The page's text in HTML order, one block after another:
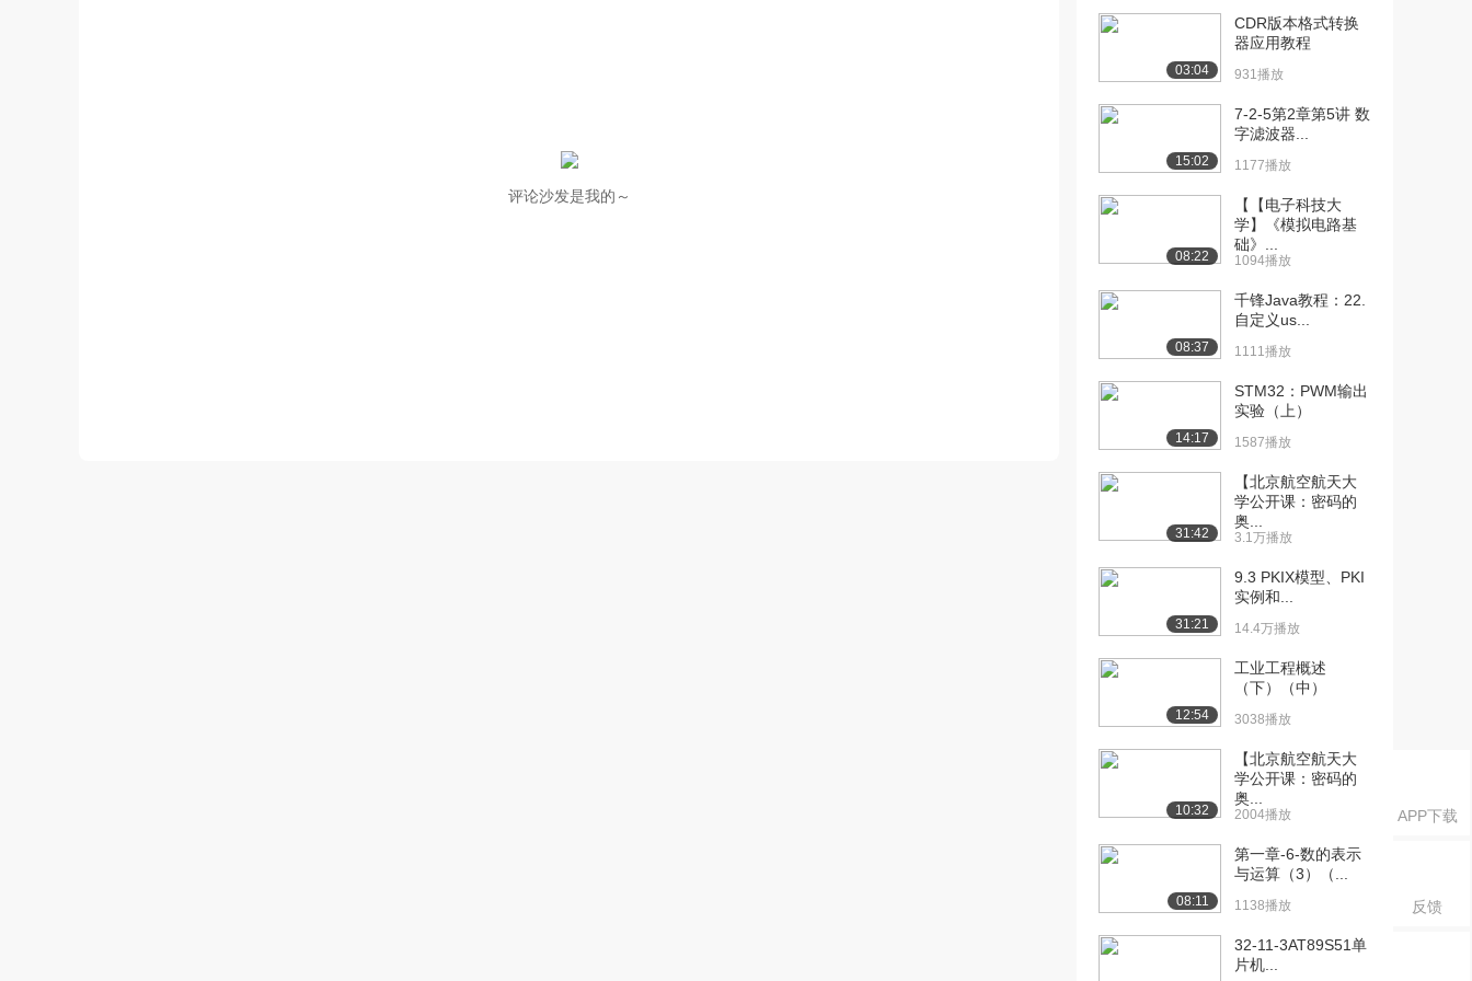
APP下载
反馈
评论沙发是我的～
[10] 北京交通大学公开
课：逻辑代数的运算...
1.0万播放
06:37
[11] 北京交通大学公开
08:24
[12] 北京交通大学公开
课：逻辑函数表达式...
23:41
[13] 北京交通大学公开
课：代数法化简逻辑...
09:34
[14] 北京交通大学公开
课：图形法化简逻辑...
34:41
[15] 北京交通大学公开
课：具有无关项的逻...
10:09
课：标准TTL与非...
课：标准TTL与非...
课：标准TTL与非...
[19] 北京交通大学公开
课：其他类型TTL...
[20] 北京交通大学公开
课：其他类型TTL...
3625播放
03:04
CDR版本格式转换
器应用教程
931播放
15:02
7-2-5第2章第5讲 数
字滤波器...
1177播放
08:22
【【电子科技大
学】《模拟电路基
础》...
1094播放
08:37
千锋Java教程：22.
自定义us...
1111播放
14:17
STM32：PWM输出
实验（上）
1587播放
31:42
【北京航空航天大
学公开课：密码的
奥...
3.1万播放
31:21
9.3 PKIX模型、PKI
实例和...
14.4万播放
12:54
工业工程概述
（下）（中）
3038播放
10:32
【北京航空航天大
学公开课：密码的
奥...
2004播放
08:11
第一章-6-数的表示
与运算（3）（...
1138播放
32-11-3AT89S51单
片机...